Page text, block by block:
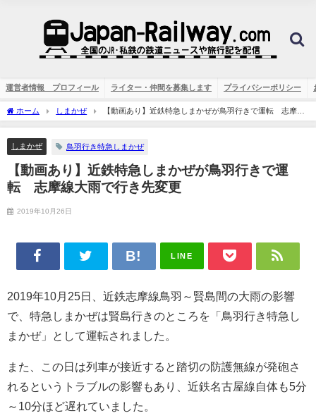
運営者情報 プロフィール ライター・仲間を募集します プライバシーポリシー
ホーム しまかぜ
【動画あり】近鉄特急しまかぜが鳥羽行きで運転 志摩線
大雨で行き先変更
しまかぜ 鳥羽行き特急しまかぜ
【動画あり】近鉄特急しまかぜが鳥羽行きで運
転 志摩線大雨で行き先変更
2019年10月26日
LINE
2019年10月25日、近鉄志摩線鳥羽～賢島間の大雨の影響
で、特急しまかぜは賢島行きのところを「鳥羽行き特急し
まかぜ」として運転されました。
また、この日は列車が接近すると踏切の防護無線が発砲さ
れるというトラブルの影響もあり、近鉄名古屋線自体も5分
～10分ほど遅れていました。